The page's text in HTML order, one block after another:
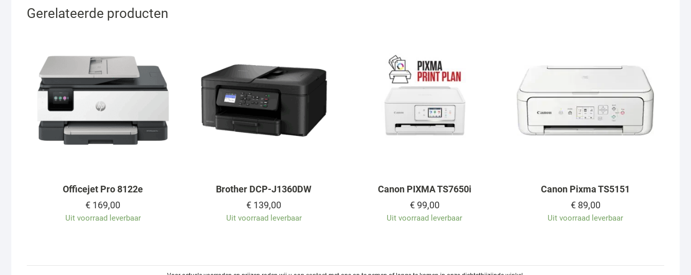
Gerelateerde producten
Officejet Pro 8122e
€ 169,00
Uit voorraad leverbaar
Brother DCP-J1360DW
€ 139,00
Uit voorraad leverbaar
Canon PIXMA TS7650i
€99,00
Uit voorraad leverbaar
Canon Pixma TS5151
€89,00
Uit voorraad leverbaar